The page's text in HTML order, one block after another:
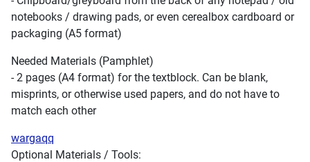
notebooks / drawing pads, or even cerealbox cardboard or
packaging (A5 format)
Needed Materials (Pamphlet)
- 2 pages (A4 format) for the textblock. Can be blank,
misprints, or otherwise used papers, and do not have to
match each other
wargaqq
Optional Materials / Tools: